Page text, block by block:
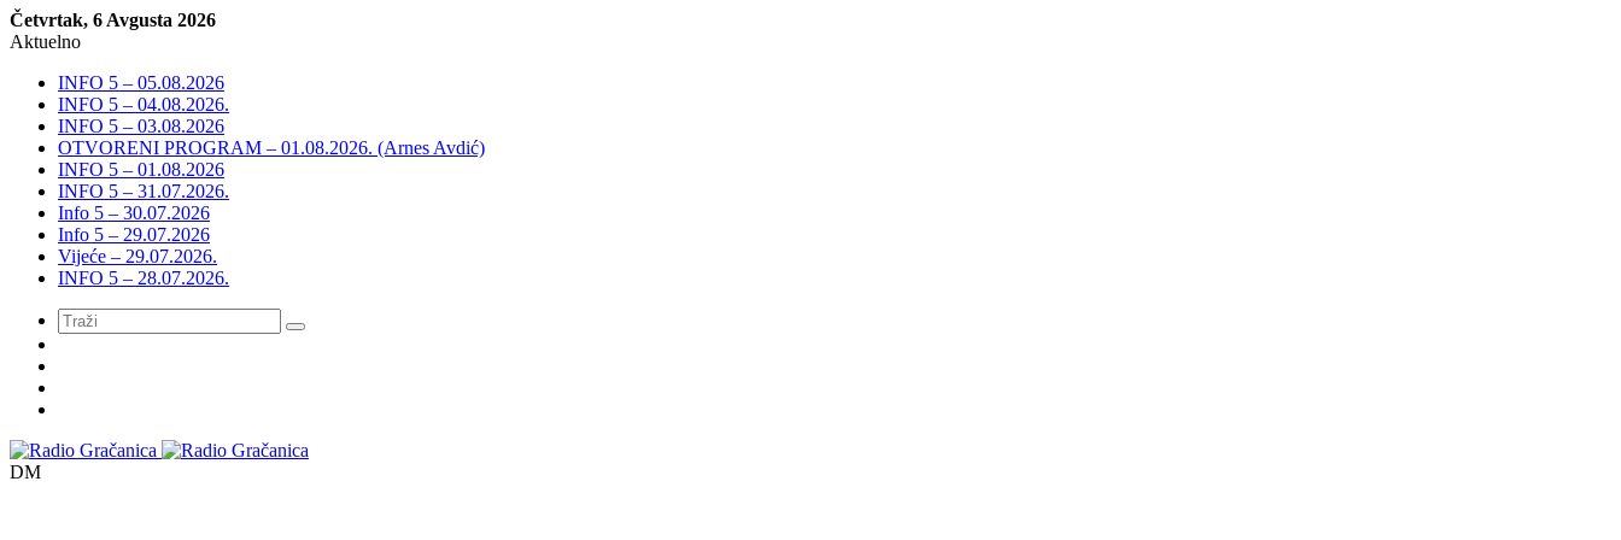
Četvrtak, 6 Avgusta 2026
Aktuelno
INFO 5 – 05.08.2026
INFO 5 – 04.08.2026.
INFO 5 – 03.08.2026
OTVORENI PROGRAM – 01.08.2026. (Arnes Avdić)
INFO 5 – 01.08.2026
INFO 5 – 31.07.2026.
Info 5 – 30.07.2026
Info 5 – 29.07.2026
Vijeće – 29.07.2026.
INFO 5 – 28.07.2026.
Meni
DM